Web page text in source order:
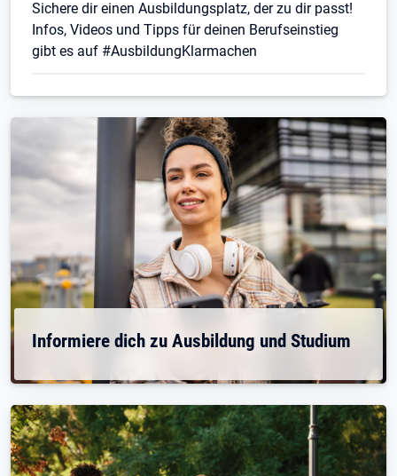
Sichere dir einen Ausbildungsplatz, der zu dir passt!
Infos, Videos und Tipps für deinen Berufseinstieg
gibt es auf #AusbildungKlarmachen
Informiere dich zu Ausbildung und Studium